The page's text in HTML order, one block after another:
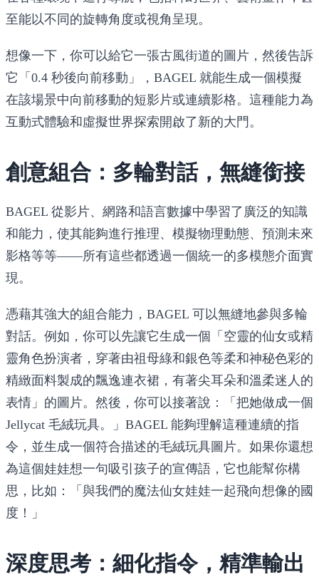
至能以不同的旋轉角度或視角呈現。
想像一下，你可以給它一張古風街道的圖片，然後告訴
它「0.4 秒後向前移動」，BAGEL 就能生成一個模擬
在該場景中向前移動的短影片或連續影格。這種能力為
互動式體驗和虛擬世界探索開啟了新的大門。
創意組合：多輪對話，無縫銜接
BAGEL 從影片、網路和語言數據中學習了廣泛的知識
和能力，使其能夠進行推理、模擬物理動態、預測未來
影格等等——所有這些都透過一個統一的多模態介面實
現。
憑藉其強大的組合能力，BAGEL 可以無縫地參與多輪
對話。例如，你可以先讓它生成一個「空靈的仙女或精
靈角色扮演者，穿著由祖母綠和銀色等柔和神秘色彩的
精緻面料製成的飄逸連衣裙，有著尖耳朵和溫柔迷人的
表情」的圖片。然後，你可以接著說：「把她做成一個
Jellycat 毛絨玩具。」BAGEL 能夠理解這種連續的指
令，並生成一個符合描述的毛絨玩具圖片。如果你還想
為這個娃娃想一句吸引孩子的宣傳語，它也能幫你構
思，比如：「與我們的魔法仙女娃娃一起飛向想像的國
度！」
深度思考：細化指令，精準輸出